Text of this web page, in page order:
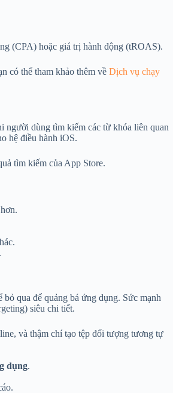
(CPA) hoặc giá trị hành động (tROAS).
có thể tham khảo thêm về Dịch vụ chạy
người dùng tìm kiếm các từ khóa liên quan
hệ điều hành iOS.
tìm kiếm của App Store.
qua để quảng bá ứng dụng. Sức mạnh
siêu chi tiết.
và thậm chí tạo tệp đối tượng tương tự
dụng.